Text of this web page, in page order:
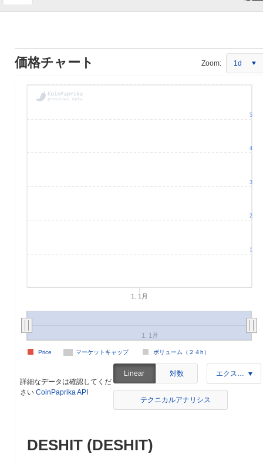
価格チャート Zoom: 1d
1. 1月
マーケットキャップ ボリューム（２４h）
Price
1. 1月
1
2
3
4
5
詳細なデータは確認してくだ
さい CoinPaprika API
Linear 対数 エクスポート
テクニカルアナリシス
DESHIT (DESHIT)